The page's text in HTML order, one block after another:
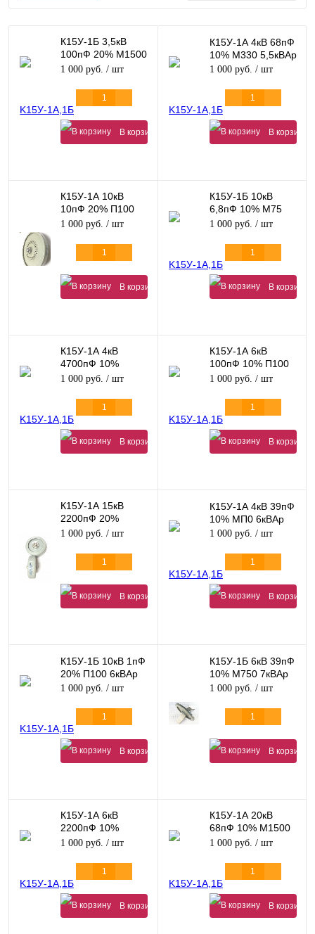
К15У-1Б 3,5кВ
100пФ 20% М1500
4кВАр
1 000 руб. / шт
В корзину
К15У-1А 4кВ 68пФ
10% М330 5,5кВАр
1 000 руб. / шт
В корзину
К15У-1А 10кВ
10пФ 20% П100
20кВАр
1 000 руб. / шт
В корзину
К15У-1Б 10кВ
6,8пФ 10% М75
6кВАр
1 000 руб. / шт
В корзину
К15У-1А 4кВ
4700пФ 10%
М1500 70кВАр
1 000 руб. / шт
В корзину
К15У-1А 6кВ
100пФ 10% П100
55кВАр
1 000 руб. / шт
В корзину
К15У-1А 15кВ
2200пФ 20%
М1500 100кВАр
1 000 руб. / шт
В корзину
К15У-1А 4кВ 39пФ
10% МП0 6кВАр
1 000 руб. / шт
В корзину
К15У-1Б 10кВ 1пФ
20% П100 6кВАр
1 000 руб. / шт
В корзину
К15У-1Б 6кВ 39пФ
10% М750 7кВАр
1 000 руб. / шт
В корзину
К15У-1А 6кВ
2200пФ 10%
М1500 60кВАр
1 000 руб. / шт
В корзину
К15У-1А 20кВ
68пФ 10% М1500
20кВАр
1 000 руб. / шт
В корзину